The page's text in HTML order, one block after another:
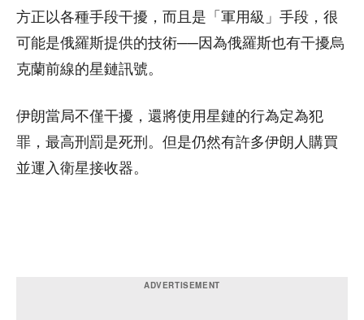
方正以各種手段干擾，而且是「軍用級」手段，很
可能是俄羅斯提供的技術──因為俄羅斯也有干擾烏
克蘭前線的星鏈訊號。
伊朗當局不僅干擾，還將使用星鏈的行為定為犯
罪，最高刑罰是死刑。但是仍然有許多伊朗人購買
並運入衛星接收器。